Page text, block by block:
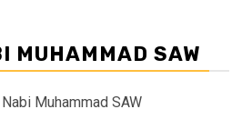
MUHAMMAD SAW
Muhammad SAW